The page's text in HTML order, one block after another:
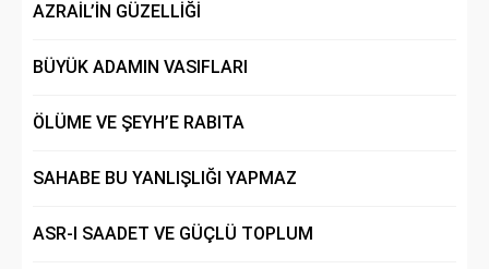
AZRAİL’İN GÜZELLİĞİ
BÜYÜK ADAMIN VASIFLARI
ÖLÜME VE ŞEYH’E RABITA
SAHABE BU YANLIŞLIĞI YAPMAZ
ASR-I SAADET VE GÜÇLÜ TOPLUM